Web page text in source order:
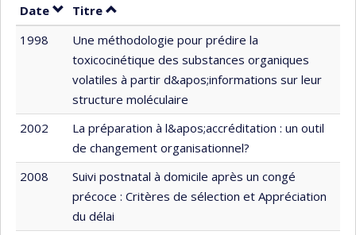
Date Trier par date en ordre décroissant
Titre Trier par titre en ordre décroissant
1998
Une méthodologie pour prédire la
toxicocinétique des substances organiques
volatiles à partir d&apos;informations sur leur
structure moléculaire
2002
La préparation à l&apos;accréditation : un outil
de changement organisationnel?
2008
Suivi postnatal à domicile après un congé
précoce : Critères de sélection et Appréciation
du délai